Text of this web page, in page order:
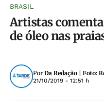
BRASIL
Artistas
de óleo nas
Por Da Redação | Foto:
21/10/2019 - 12:51 h